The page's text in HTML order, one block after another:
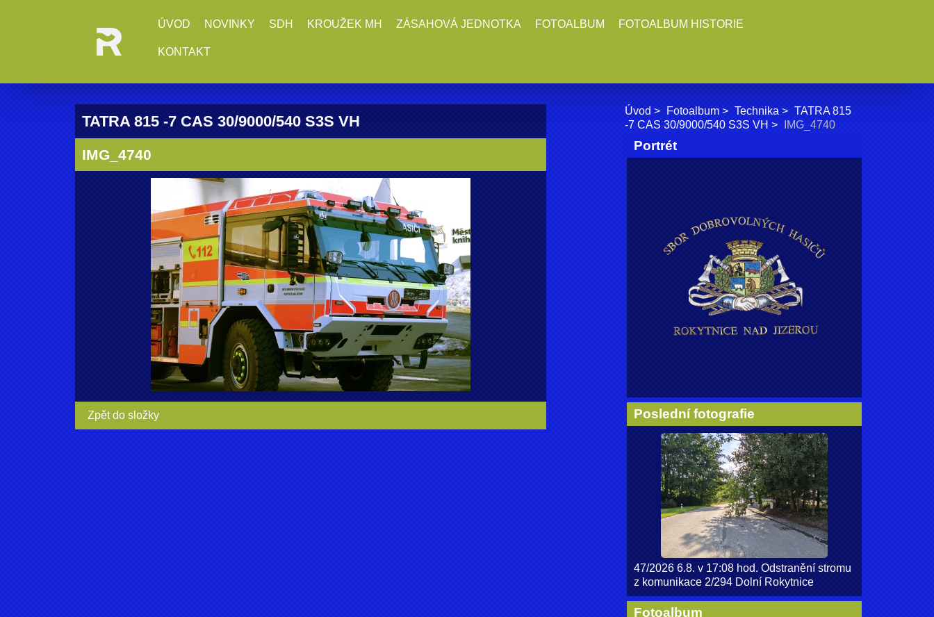
ÚVOD NOVINKY SDH KROUŽEK MH ZÁSAHOVÁ JEDNOTKA FOTOALBUM FOTOALBUM HISTORIE
KONTAKT
TATRA 815 -7 CAS 30/9000/540 S3S VH
IMG_4740
Zpět do složky
Úvod Fotoalbum Technika
TATRA 815
-7 CAS 30/9000/540 S3S VH
IMG_4740
Portrét
Poslední fotografie
47/2026 6.8. v 17:08 hod. Odstranění stromu
z komunikace 2/294 Dolní Rokytnice
Fotoalbum